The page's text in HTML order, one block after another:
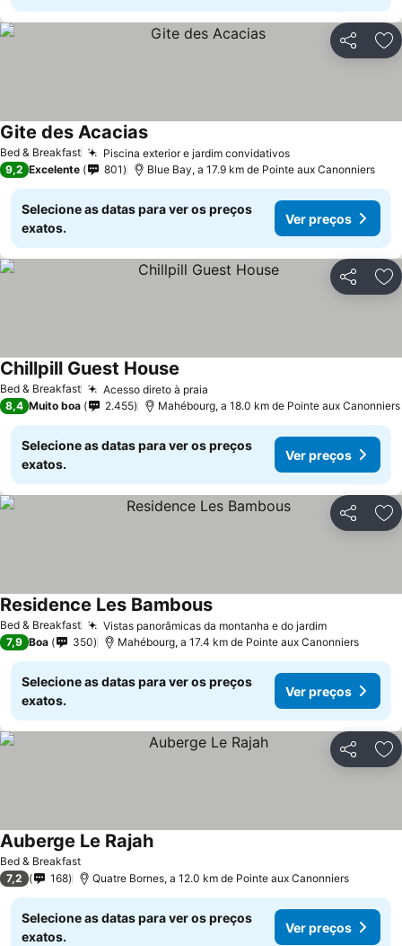
Partilhar
Bed & Breakfast Piscina exterior e jardim convidativos
Gite des Acacias
9,2 Excelente 801 Blue Bay, a 17.9 km de Pointe aux Canonniers
Selecione as datas para ver os preços
exatos.
Ver preços
Partilhar
Bed & Breakfast Acesso direto à praia
Chillpill Guest House
8,4 Muito boa 2.455 Mahébourg, a 18.0 km de Pointe aux Canonniers
Selecione as datas para ver os preços
exatos.
Ver preços
Partilhar
Bed & Breakfast Vistas panorâmicas da montanha e do jardim
Residence Les Bambous
7,9 Boa 350 Mahébourg, a 17.4 km de Pointe aux Canonniers
Selecione as datas para ver os preços
exatos.
Ver preços
Partilhar
Bed & Breakfast
Auberge Le Rajah
7,2 168 Quatre Bornes, a 12.0 km de Pointe aux Canonniers
Selecione as datas para ver os preços
exatos.
Ver preços